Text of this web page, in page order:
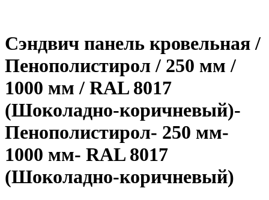
Сэндвич панель кровельная /
Пенополистирол / 250 мм /
1000 мм / RAL 8017
(Шоколадно-коричневый)-
Пенополистирол- 250 мм-
1000 мм- RAL 8017
(Шоколадно-коричневый)